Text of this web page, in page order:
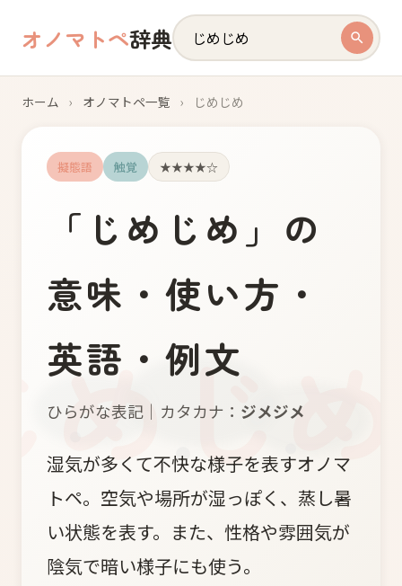
オノマトペ辞典
ホーム › オノマトペ一覧 › じめじめ
擬態語 触覚 ★★★★☆
「 じ め じ め 」の
意味・使い方・
英語・例文
ひらがな表記｜カタカナ： ジメジメ
湿気が多くて不快な様子を表すオノマ
トペ。空気や場所が湿っぽく、蒸し暑
い状態を表す。また、性格や雰囲気が
陰気で暗い様子にも使う。